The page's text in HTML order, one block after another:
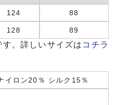
124 88
128 89
。詳しいサイズは コチラ
イロン20％ シルク15％